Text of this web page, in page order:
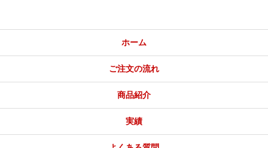
ホーム
ご注文の流れ
商品紹介
実績